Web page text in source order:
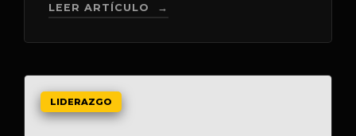
LEER ARTÍCULO →
LIDERAZGO